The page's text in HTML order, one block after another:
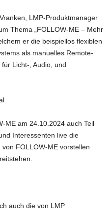
LMP-Produktmanager
Thema „FOLLOW-ME – Mehr
er die beispiellos flexiblen
als manuelles Remote-
Licht-, Audio, und
ME am 24.10.2024 auch Teil
Interessenten live die
FOLLOW-ME vorstellen
auch die von LMP